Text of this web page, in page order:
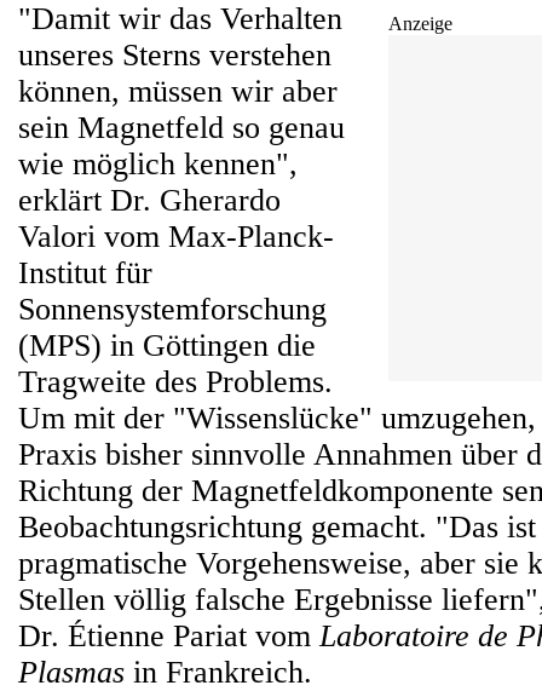
Anzeige
"Damit wir das Verhalten
unseres Sterns verstehen
können, müssen wir aber
sein Magnetfeld so genau
wie möglich kennen",
erklärt Dr. Gherardo
Valori vom Max-Planck-
Institut für
Sonnensystemforschung
(MPS) in Göttingen die
Tragweite des Problems.
Um mit der "Wissenslücke"
Praxis bisher sinnvolle Annahmen über
Richtung der Magnetfeldkomponente
Beobachtungsrichtung gemacht. "Das
pragmatische Vorgehensweise, aber sie
Stellen völlig falsche Ergebnisse
Dr. Étienne Pariat vomLaboratoire de
Plasmas in Frankreich.